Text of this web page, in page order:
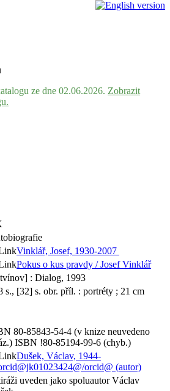
ze dne 02.06.2026. Zobrazit
Vinklář, Josef, 1930-2007
Pokus o kus pravdy / Josef Vinklář
: Dialog, 1993
s., [32] s. obr. příl. : portréty ; 21 cm
80-85843-54-4 (v knize neuvedeno
ISBN !80-85194-99-6 (chyb.)
Dušek, Václav, 1944-
orcid@ (autor)
uveden jako spoluautor Václav